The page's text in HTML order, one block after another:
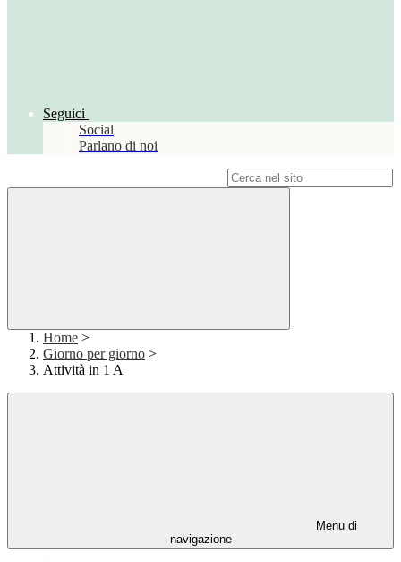
Seguici
Social
Parlano di noi
Home >
Giorno per giorno >
Attività in 1 A
Menu di
navigazione